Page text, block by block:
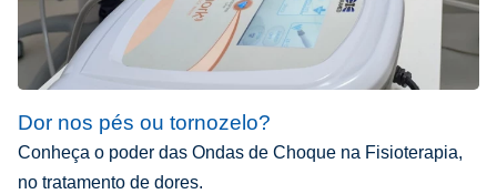
Dor nos pés ou tornozelo?
Conheça o poder das Ondas de Choque na Fisioterapia,
no tratamento de dores.